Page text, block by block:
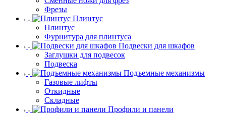
Фрезы
Плинтус
Плинтус
Фурнитура для плинтуса
Подвески для шкафов
Заглушки для подвесок
Подвеска
Подъемные механизмы
Газовые лифты
Откидные
Складные
Профили и панели